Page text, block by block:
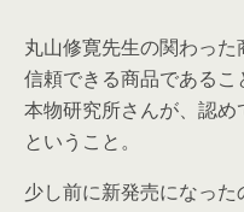
丸山修寛先生の関わっ
信頼できる商品である
本物研究所さんが、認
ということ。
少し前に新発売になっ